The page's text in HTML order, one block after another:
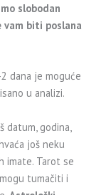
slobodan
vam biti poslana
dana je moguće
u analizi.
datum, godina,
još neku
imate. Tarot se
tumačiti i